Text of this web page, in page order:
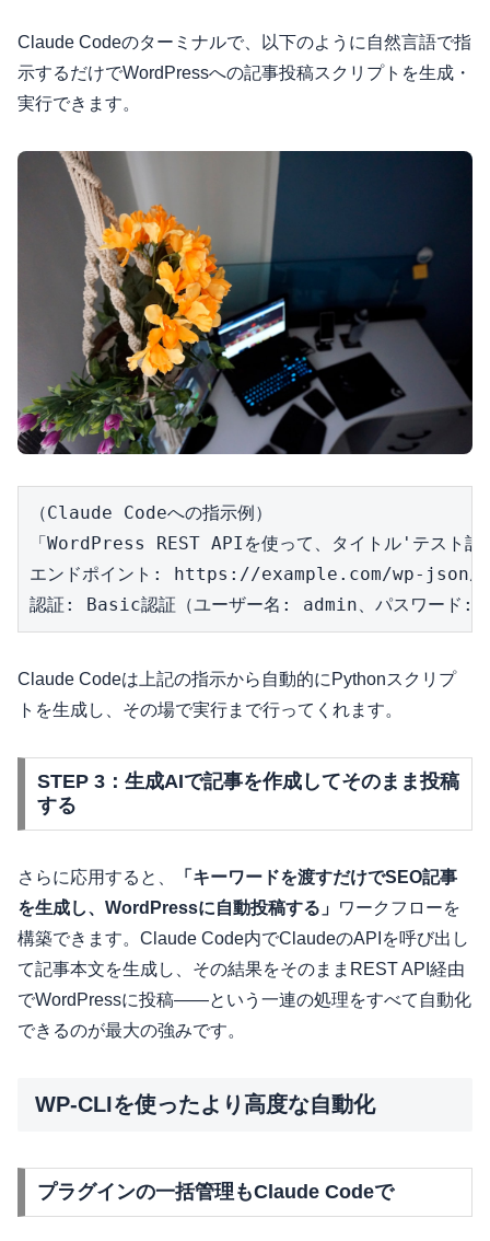
Claude Codeのターミナルで、以下のように自然言語で指
示するだけでWordPressへの記事投稿スクリプトを生成・
実行できます。
（Claude Codeへの指示例）
「WordPress REST APIを使って、タイトル'テスト
エンドポイント: https://example.com/wp-json/
認証: Basic認証（ユーザー名: admin、パスワー
Claude Codeは上記の指示から自動的にPythonスクリプ
トを生成し、その場で実行まで行ってくれます。
STEP 3：生成AIで記事を作成してそのまま投稿
する
さらに応用すると、
「キーワードを渡すだけでSEO記事
を生成し、WordPressに自動投稿する」 ワークフローを
構築できます。Claude Code内でClaudeのAPIを呼び出し
て記事本文を生成し、その結果をそのままREST API経由
でWordPressに投稿——という一連の処理をすべて自動化
できるのが最大の強みです。
WP-CLIを使ったより高度な自動化
プラグインの一括管理もClaude Codeで